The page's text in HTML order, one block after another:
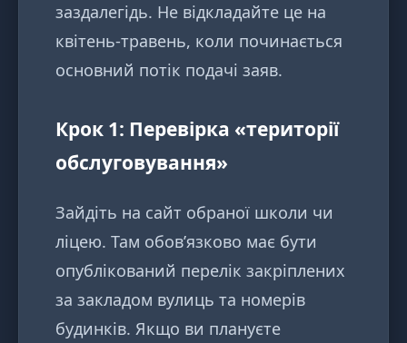
заздалегідь. Не відкладайте це на
квітень-травень, коли починається
основний потік подачі заяв.
Крок 1: Перевірка «території
обслуговування»
Зайдіть на сайт обраної школи чи
ліцею. Там обов’язково має бути
опублікований перелік закріплених
за закладом вулиць та номерів
будинків. Якщо ви плануєте